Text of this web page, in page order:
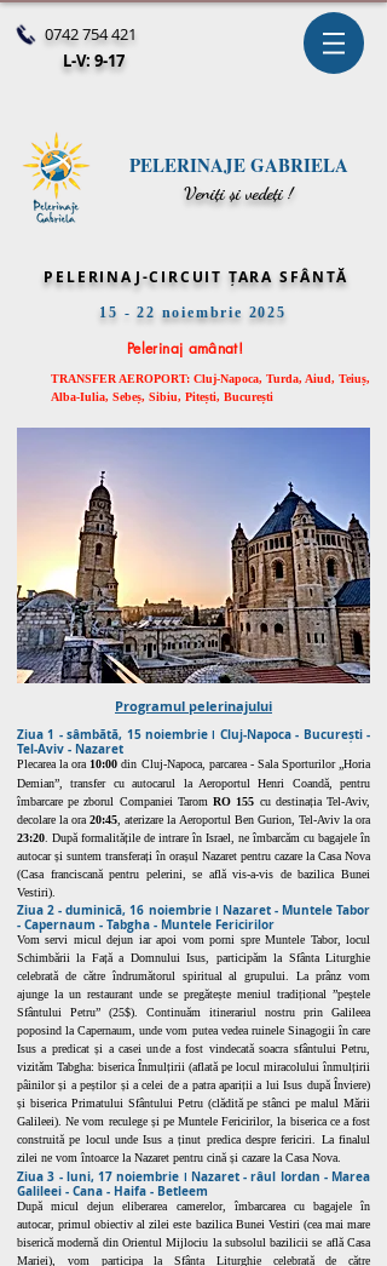
0742 754 421
L-V: 9-17
PELERINAJE GABRIELA
Veniți și vedeți !
PELERINAJ-CIRCUIT ȚARA SFÂNTĂ
15 - 22 noiembrie 2025
Pelerinaj amânat!
TRANSFER AEROPORT: Cluj-Napoca, Turda, Aiud, Teiuș,
Alba-Iulia, Sebeș, Sibiu, Pitești, București
Programul pelerinajului
Ziua 1 - sâmbătă, 15 noiembrie ǀ Cluj-Napoca - București -
Tel-Aviv - Nazaret
Plecarea la ora 10:00 din Cluj-Napoca, parcarea - Sala Sporturilor „Horia
Demian”, transfer cu autocarul la Aeroportul Henri Coandă, pentru
îmbarcare pe zborul Companiei TaromRO 155 cu destinația Tel-Aviv,
decolare la ora20:45 , aterizare la Aeroportul Ben Gurion, Tel-Aviv la ora
23:20 . După formalitățile de intrare în Israel, ne îmbarcăm cu bagajele în
autocar și suntem transferați în orașul Nazaret pentru cazare la Casa Nova
(Casa franciscană pentru pelerini, se află vis-a-vis de bazilica Bunei
Vestiri).
Ziua 2 - duminică, 16 noiembrie ǀ Nazaret - Muntele Tabor
- Capernaum - Tabgha - Muntele Fericirilor
Vom servi micul dejun iar apoi vom porni spre Muntele Tabor, locul
Schimbării la Față a Domnului Isus, participăm la Sfânta Liturghie
celebrată de către îndrumătorul spiritual al grupului. La prânz vom
ajunge la un restaurant unde se pregătește meniul tradițional ”peștele
Sfântului Petru” (25$). Continuăm itinerariul nostru prin Galileea
poposind la Capernaum, unde vom putea vedea ruinele Sinagogii în care
Isus a predicat și a casei unde a fost vindecată soacra sfântului Petru,
vizităm Tabgha: biserica Înmulțirii (aflată pe locul miracolului înmulțirii
pâinilor și a peștilor și a celei de a patra apariții a lui Isus după Înviere)
și biserica Primatului Sfântului Petru (clădită pe stânci pe malul Mării
Galileei). Ne vom reculege și pe Muntele Fericirilor, la biserica ce a fost
construită pe locul unde Isus a ținut predica despre fericiri. La finalul
zilei ne vom întoarce la Nazaret pentru cină și cazare la Casa Nova.
Ziua 3 - luni, 17 noiembrie ǀ Nazaret - râul Iordan - Marea
Galileei - Cana - Haifa - Betleem
După micul dejun eliberarea camerelor, îmbarcarea cu bagajele în
autocar, primul obiectiv al zilei este bazilica Bunei Vestiri (cea mai mare
biserică modernă din Orientul Mijlociu la subsolul bazilicii se află Casa
Mariei), vom participa la Sfânta Liturghie celebrată de către